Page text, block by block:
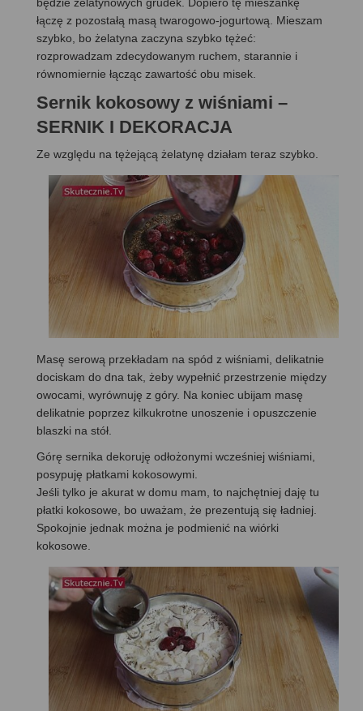
łączę z pozostałą masą twarogowo-jogurtową. Mieszam
szybko, bo żelatyna zaczyna szybko tężeć:
rozprowadzam zdecydowanym ruchem, starannie i
równomiernie łącząc zawartość obu misek.
Sernik kokosowy z wiśniami –
SERNIK I DEKORACJA
Ze względu na tężejącą żelatynę działam teraz szybko.
Masę serową przekładam na spód z wiśniami, delikatnie
dociskam do dna tak, żeby wypełnić przestrzenie między
owocami, wyrównuję z góry. Na koniec ubijam masę
delikatnie poprzez kilkukrotne unoszenie i opuszczenie
blaszki na stół.
Górę sernika dekoruję odłożonymi wcześniej wiśniami,
posypuję płatkami kokosowymi.
Jeśli tylko je akurat w domu mam, to najchętniej daję tu
płatki kokosowe, bo uważam, że prezentują się ładniej.
Spokojnie jednak można je podmienić na wiórki
kokosowe.